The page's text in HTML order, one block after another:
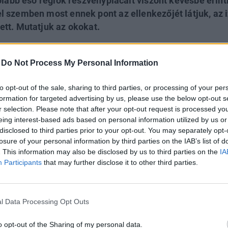
Do Not Process My Personal Information
opt-out of the sale, sharing to third parties, or processing of your
for targeted advertising by us, please use the below opt-out
selection. Please note that after your opt-out request is processed
interest-based ads based on personal information utilized by us
to third parties prior to your opt-out. You may separately
of your personal information by third parties on the IAB’s list of
This information may also be disclosed by us to third parties on the
Participants that may further disclose it to other third parties.
Data Processing Opt Outs
opt-out of the Sharing of my personal data.
szemben most ennek pont az ellenkezőjét látjuk, az
Mutatjuk az okokat.
DAY 2026
leginkább foglalkoztató kérdésekre. Meddig tarthat az AI-
mire számíthatunk a részvény-, kötvény-, nyersanyag-
portfóliót építeni egy gyorsan változó világban? Jelentkezz
ötleteket!
katonai műveletet indított Irán ellen, melynek során
csapásokkal. Irán válaszul több hullámban indított
bázisok ellen. A támadások során Tel-Aviv, Haifa,